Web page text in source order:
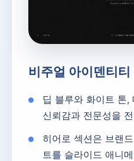
비주얼 아이덴티티
딥 블루와 화이트 톤,
신뢰감과 전문성을
히어로 섹션은 브랜
트를 슬라이드 애니